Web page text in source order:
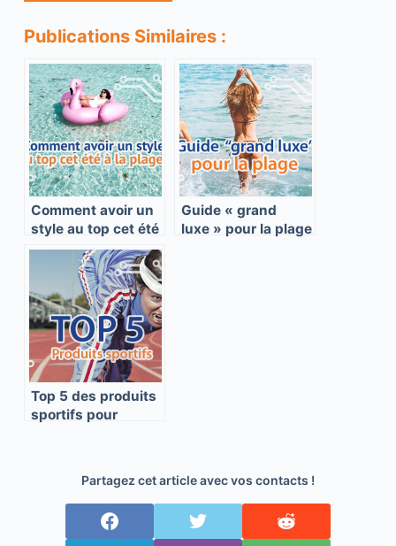
Publications Similaires :
Comment avoir un
style au top cet été
à la plage ?
Guide « grand
luxe » pour la plage
Top 5 des produits
sportifs pour
Partagez cet article avec vos contacts !